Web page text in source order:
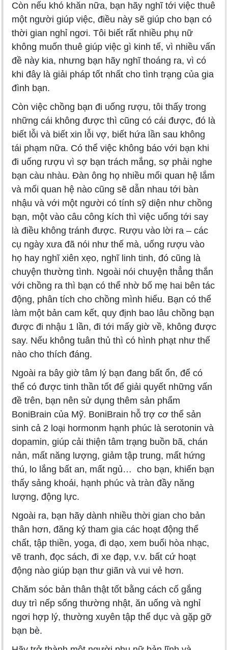
Còn nếu khó khăn nữa, bạn hãy nghĩ tới việc thuê
một người giúp việc, điều này sẽ giúp cho bạn có
thời gian nghỉ ngơi. Tôi biết rất nhiều phụ nữ
không muốn thuê giúp việc gì kinh tế, vì nhiều vấn
đề này kia, nhưng bạn hãy nghĩ thoáng ra, vì có
khi đây là giải pháp tốt nhất cho tình trạng của gia
đình bạn.
Còn việc chồng bạn đi uống rượu, tôi thấy trong
những cái không được thì cũng có cái được, đó là
biết lỗi và biết xin lỗi vợ, biết hứa lần sau không
tái phạm nữa. Có thể việc không báo với bạn khi
đi uống rượu vì sợ bạn trách mắng, sợ phải nghe
bạn càu nhàu. Đàn ông họ nhiều mối quan hệ lắm
và mối quan hệ nào cũng sẽ dẫn nhau tới bàn
nhậu và với một người có tính sỹ diện như chồng
bạn, một vào câu công kích thì việc uống tới say
là điều không tránh được. Rượu vào lời ra – các
cụ ngày xưa đã nói như thế mà, uống rượu vào
họ hay nghĩ xiên xẹo, nghĩ linh tinh, đó cũng là
chuyện thường tình. Ngoài nói chuyện thẳng thắn
với chồng ra thì bạn có thể nhờ bố mẹ hai bên tác
động, phân tích cho chồng mình hiểu. Bạn có thể
làm một bản cam kết, quy định bao lâu chồng bạn
được đi nhậu 1 lần, đi tới mấy giờ về, không được
say. Nếu không tuân thủ thì có hình phạt như thế
nào cho thích đáng.
Ngoài ra bây giờ tâm lý bạn đang bất ổn, để có
thể có được tinh thần tốt để giải quyết những vấn
đề trên, bạn nên sử dụng thêm sản phẩm
BoniBrain của Mỹ. BoniBrain hỗ trợ cơ thể sản
sinh cả 2 loại hormonm hạnh phúc là serotonin và
dopamin, giúp cải thiện tâm trạng buồn bã, chán
nản, mất năng lượng, giảm tập trung, mất hứng
thú, lo lắng bất an, mất ngủ… cho bạn, khiến bạn
thấy sảng khoái, hạnh phúc và tràn đầy năng
lượng, động lực.
Ngoài ra, bạn hãy dành nhiều thời gian cho bản
thân hơn, đăng ký tham gia các hoạt động thể
chất, tập thiền, yoga, đi dạo, xem buổi hòa nhạc,
vẽ tranh, đọc sách, đi xe đạp, v.v. bất cứ hoạt
động nào giúp bạn thư giãn và vui vẻ hơn.
Chăm sóc bản thân thật tốt bằng cách cố gắng
duy trì nếp sống thường nhật, ăn uống và nghỉ
ngơi hợp lý, thường xuyên tập thể dục và gặp gỡ
bạn bè.